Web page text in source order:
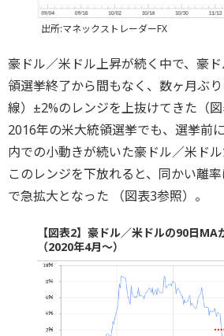
出所:マネックストレーダーFX
豪ドル／米ドル上昇が続く中で、豪
領選挙終了から間もなく、数ヶ月ぶ
線）±2%のレンジを上抜けてきた（図
2016年の米大統領選挙でも、選挙前
内での小動きが続いた豪ドル／米ド
このレンジを下放れると、同かい離
で急拡大となった （図表3参照）。
【図表2】豪ドル／米ドルの90日MA
（2020年4月～）